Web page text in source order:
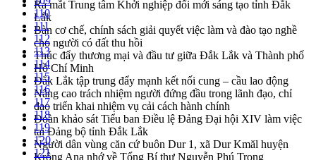
Ra mắt Trung tâm Khởi nghiệp đổi mới sáng tạo tỉnh Đắk
Lắk
Bàn cơ chế, chính sách giải quyết việc làm và đào tạo nghề
cho người có đất thu hồi
Thúc đẩy thương mại và đầu tư giữa Đắk Lắk và Thành phố
Hồ Chí Minh
Đắk Lắk tập trung đẩy mạnh kết nối cung – cầu lao động
Nâng cao trách nhiệm người đứng đầu trong lãnh đạo, chỉ
đạo triển khai nhiệm vụ cải cách hành chính
Đoàn khảo sát Tiểu ban Điều lệ Đảng Đại hội XIV làm việc
tại Đảng bộ tỉnh Đắk Lắk
Người dân vùng căn cứ buôn Dur 1, xã Dur Kmăl huyện
Krông Ana nhớ về Tổng Bí thư Nguyễn Phú Trọng
110
111
112
113
114
115
116
117
118
119
120
121